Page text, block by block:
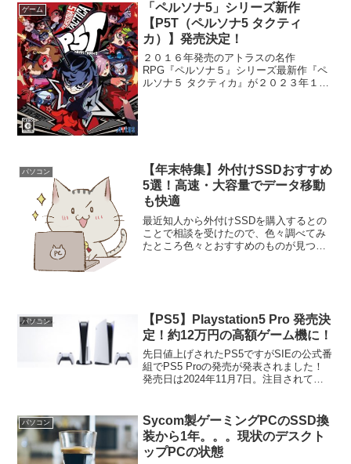
ゲーム
「ペルソナ5」シリーズ新作
【P5T（ペルソナ5 タクティ
カ）】発売決定！
２０１６年発売のアトラスの名作
RPG『ペルソナ５』シリーズ最新作『ペ
ルソナ５ タクティカ』が２０２３年１１
パソコン
【年末特集】外付けSSDおすすめ
5選！高速・大容量でデータ移動
も快適
最近知人から外付けSSDを購入するとの
ことで相談を受けたので、色々調べてみ
たところ色々とおすすめのものが見つか
パソコン
【PS5】Playstation5 Pro 発売決
定！約12万円の高額ゲーム機に！
先日値上げされたPS5ですがSIEの公式番
組でPS5 Proの発売が発表されました！
発売日は2024年11月7日。注目されてい
(;^_^A 予約は日本国内では9月3...
パソコン
Sycom製ゲーミングPCのSSD換
装から1年。。。現状のデスクト
ップPCの状態